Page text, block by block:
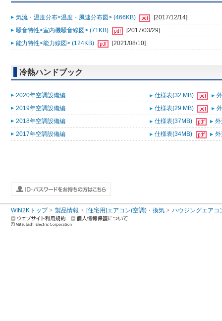
気流・温度分布<温度・風速分布図> (466KB)
[2017/12/14]
騒音特性<室内機騒音線図> (71KB)
[2017/03/29]
能力特性<能力線図> (124KB)
[2021/08/10]
冷熱ハンドブック
2020年空調設備編 仕様表(32 MB)
2019年空調設備編
仕様表(29 MB)
2018年空調設備編
仕様表(37MB)
2017年空調設備編
仕様表(34MB)
WIN2Kトップ 製品情報 [住宅用]エアコン(空調)・換気 ハウジングエアコ